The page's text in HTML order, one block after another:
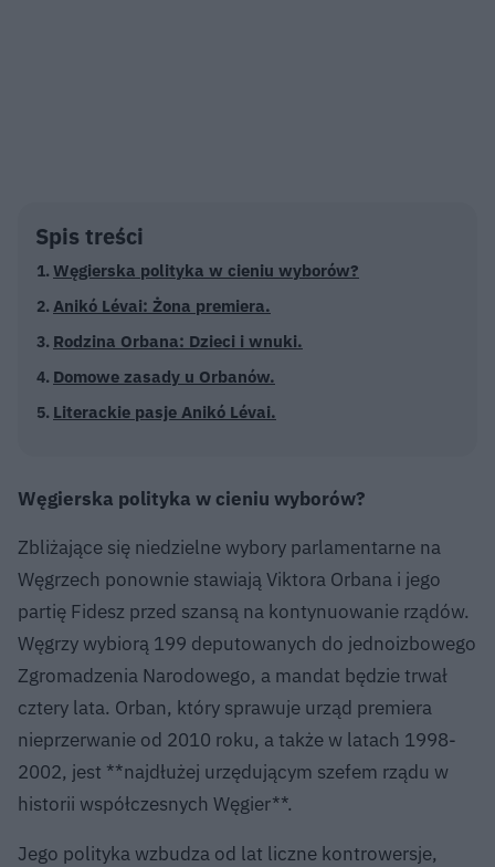
Spis treści
Węgierska polityka w cieniu wyborów?
Anikó Lévai: Żona premiera.
Rodzina Orbana: Dzieci i wnuki.
Domowe zasady u Orbanów.
Literackie pasje Anikó Lévai.
Węgierska polityka w cieniu wyborów?
Zbliżające się niedzielne wybory parlamentarne na
Węgrzech ponownie stawiają Viktora Orbana i jego
partię Fidesz przed szansą na kontynuowanie rządów.
Węgrzy wybiorą 199 deputowanych do jednoizbowego
Zgromadzenia Narodowego, a mandat będzie trwał
cztery lata. Orban, który sprawuje urząd premiera
nieprzerwanie od 2010 roku, a także w latach 1998-
2002, jest **najdłużej urzędującym szefem rządu w
historii współczesnych Węgier**.
Jego polityka wzbudza od lat liczne kontrowersje,